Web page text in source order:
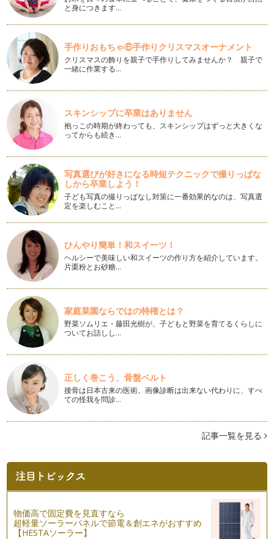
【アクティブ読書術】生後すぐから始める「赤ちゃんの眠りリ
ズムのつくり方」
みなさん、こんにちは！ アクティブ読書術も今回で5回目と
なり…
【アクティブ読書術】初心者から始める美味しい「サンドイッ
チ」生活
みなさんはお昼に何を食べていますか？ 私は5月に入ってか
ら、ランチはだいたいサンド…
【アクティブ読書術】 ママ、「体育」始めます！
息子も早いもので10歳の誕生日を来月に控えています。それ
は、私も母になって10歳年を重ねて…
【アクティブ読書術】フランス人に学ぶ「シック」な生き方
みなさま、ご訪問ありがとうございます。 今回も楽しく本の
お話をしていきたいと思いま…
【アクティブ読書術】環境を変えたいですか？それとも時間を
変えますか？
今回から「アクティブ読書術」という連載を始めることになり
ました。 …
と身につきます…
手作りおもちゃ⑥手作りクリスマスオーナメント
クリスマスの飾りを親子で手作りしてみませんか？ 親子で
一緒に作業する…
スキンシップに卒業はありません
抱っこの時期が終わっても、スキンシップはずっと大きくな
ってからも続き…
写真選びが好きになる時短テクニックで撮りっぱな
しから卒業しよう！
子ども写真の撮りっぱなし対策に一番効果的なのは、写真選
定を楽しむこと…
ひんやり簡単！和スイーツ！
ヘルシーで美味しい和スイーツの作り方を紹介しています。
片栗粉とお砂糖…
家庭菜園ならではの特権とは？
野菜ソムリエ・藤田光樹が、子どもと野菜を育てるくらしに
ついてお話しし…
正しく巻こう、骨盤ベルト
接骨は日本古来の医術。画像診断は出来ない代わりに、すべ
ての怪我を問診…
記事一覧を見る
物価高で固定費を見直すなら
超軽量ソーラーパネルで節電＆創エネがおすすめ
【HESTAソーラー】